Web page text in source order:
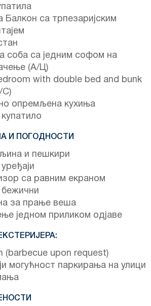
Балкон са трпезаријским
соба са једним софом на
(А/Ц)
with double bed and bunk
C)
опремљена кухиња
И ПОГОДНОСТИ
и пешкири
са равним екраном
за прање веша
једном приликом одјаве
(barbecue upon request)
могућност паркирања на улици